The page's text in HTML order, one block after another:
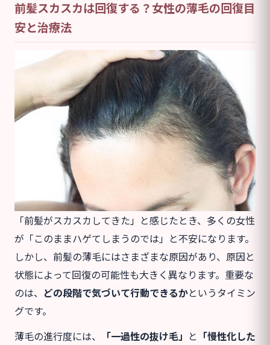
前髪スカスカは回復する？女性の薄毛の回復目
安と治療法
「前髪がスカスカしてきた」と感じたとき、多くの女性
が「このままハゲてしまうのでは」と不安になります。
しかし、前髪の薄毛にはさまざまな原因があり、原因と
状態によって回復の可能性も大きく異なります。重要な
のは、 どの段階で気づいて行動できるかというタイミン
グです。
薄毛の進行度には、
「一過性の抜け毛」 と 「慢性化した